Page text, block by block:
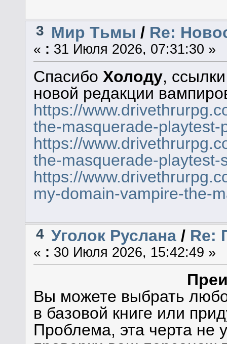
3 Мир Тьмы / Re:
« : 31 Июля 2026, 07:31:30 »
Спасибо Холоду,
новой редакции
https://
the-masquerade-playtest-
https://
the-masquerade-
https://
my-domain-vampire-the-
4 Уголок Руслана/ Re:
« : 30 Июля 2026, 15:42:49 »
Вы можете выбрать
в базовой книге или
Проблема, эта черта не